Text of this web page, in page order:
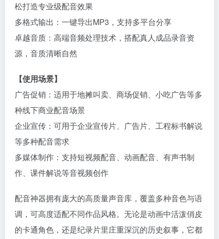
松打造专业级配音效果
多格式输出：一键导出MP3，支持多平台分享
卓越音质：高端音频处理技术，搭配真人成品录音资
源，音质清晰自然
【使用场景】
广告促销：适用于地摊叫卖、商场促销、小吃广告等多
种线下商业配音场景
企业宣传：可用于企业宣传片、广告片、工程标书解说
等多种配音需求
多媒体制作：支持短视频配音、动画配音、有声书制
作、课件解说等音视频创作
配音神器拥有庞大的高质量声音库，覆盖多种音色与语
调，可高度适配不同作品风格。无论是动画中活泼俏皮
的卡通角色，还是纪录片里庄重深沉的历史叙事，它都